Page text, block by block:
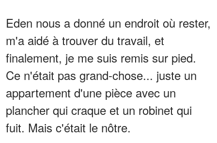
Eden nous a donné un endroit où rester,
m'a aidé à trouver du travail, et
finalement, je me suis remis sur pied.
Ce n'était pas grand-chose... juste un
appartement d'une pièce avec un
plancher qui craque et un robinet qui
fuit. Mais c'était le nôtre.